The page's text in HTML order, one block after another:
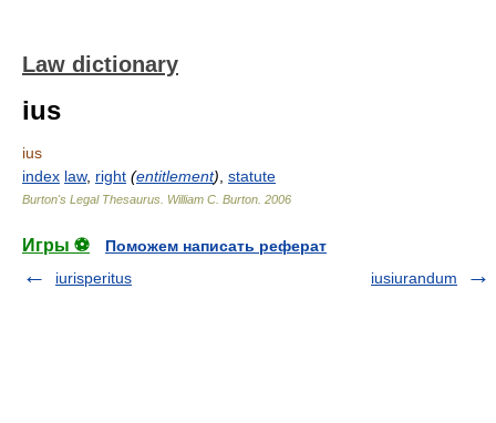
Law dictionary
ius
ius
index law, right (entitlement) statute
Burton's Legal Thesaurus. William C. Burton 2006
Игры ⚽
Поможем написать реферат
iurisperitus
iusiurandum